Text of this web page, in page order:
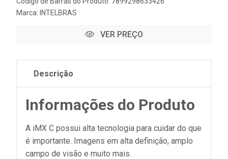
Marca: INTELBRAS
VER PREÇO
Descrição
Informações do Produto
A iMX C possui alta tecnologia para cuidar do que
é importante. Imagens em alta definição, amplo
campo de visão e muito mais.